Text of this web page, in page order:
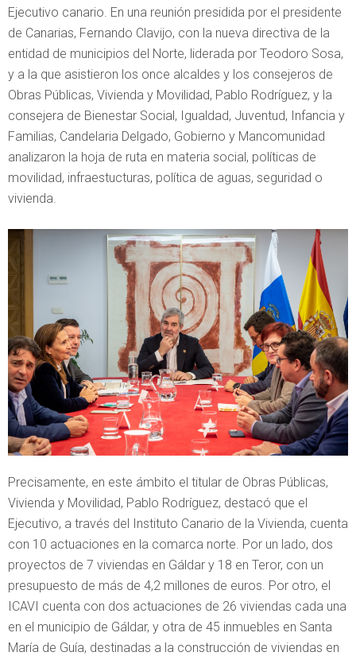
Ejecutivo canario. En una reunión presidida por el presidente
de Canarias, Fernando Clavijo, con la nueva directiva de la
entidad de municipios del Norte, liderada por Teodoro Sosa,
y a la que asistieron los once alcaldes y los consejeros de
Obras Públicas, Vivienda y Movilidad, Pablo Rodríguez, y la
consejera de Bienestar Social, Igualdad, Juventud, Infancia y
Familias, Candelaria Delgado, Gobierno y Mancomunidad
analizaron la hoja de ruta en materia social, políticas de
movilidad, infraestucturas, política de aguas, seguridad o
vivienda.
Precisamente, en este ámbito el titular de Obras Públicas,
Vivienda y Movilidad, Pablo Rodríguez, destacó que el
Ejecutivo, a través del Instituto Canario de la Vivienda, cuenta
con 10 actuaciones en la comarca norte. Por un lado, dos
proyectos de 7 viviendas en Gáldar y 18 en Teror, con un
presupuesto de más de 4,2 millones de euros. Por otro, el
ICAVI cuenta con dos actuaciones de 26 viviendas cada una
en el municipio de Gáldar, y otra de 45 inmuebles en Santa
María de Guía, destinadas a la construcción de viviendas en